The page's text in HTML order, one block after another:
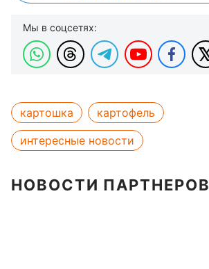
Мы в соцсетях:
картошка
картофель
интересные новости
НОВОСТИ ПАРТНЕРОВ